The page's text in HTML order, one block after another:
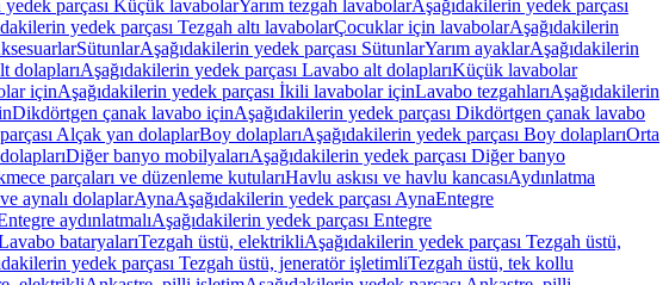
yedek parçası Küçük lavabolarYarım tezgah lavabolarAşağıdakilerin yedek parçası
yedek parçası Tezgah altı lavabolarÇocuklar için lavabolarAşağıdakilerin
SütunlarAşağıdakilerin yedek parçası SütunlarYarım ayaklarAşağıdakilerin
dolaplarıAşağıdakilerin yedek parçası Lavabo alt dolaplarıKüçük lavabolar
içinAşağıdakilerin yedek parçası İkili lavabolar içinLavabo tezgahlarıAşağıdakilerin
Dikdörtgen çanak lavabo içinAşağıdakilerin yedek parçası Dikdörtgen çanak lavabo
Alçak yan dolaplarBoy dolaplarıAşağıdakilerin yedek parçası Boy dolaplarıOrta
Diğer banyo mobilyalarıAşağıdakilerin yedek parçası Diğer banyo
parçaları ve düzenleme kutularıHavlu askısı ve havlu kancasıAydınlatma
aynalı dolaplarAynaAşağıdakilerin yedek parçası AynaEntegre
aydınlatmalıAşağıdakilerin yedek parçası Entegre
bataryalarıTezgah üstü, elektrikliAşağıdakilerin yedek parçası Tezgah üstü,
yedek parçası Tezgah üstü, jeneratör işletimliTezgah üstü, tek kollu